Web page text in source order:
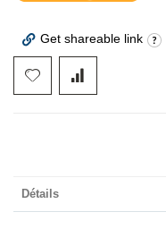
Get shareable link
Détails